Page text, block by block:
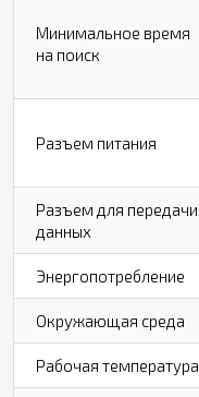
Минимальное время
на поиск
Разъем питания
Разъем для передачи
данных
Энергопотребление
Окружающая среда
Рабочая температура